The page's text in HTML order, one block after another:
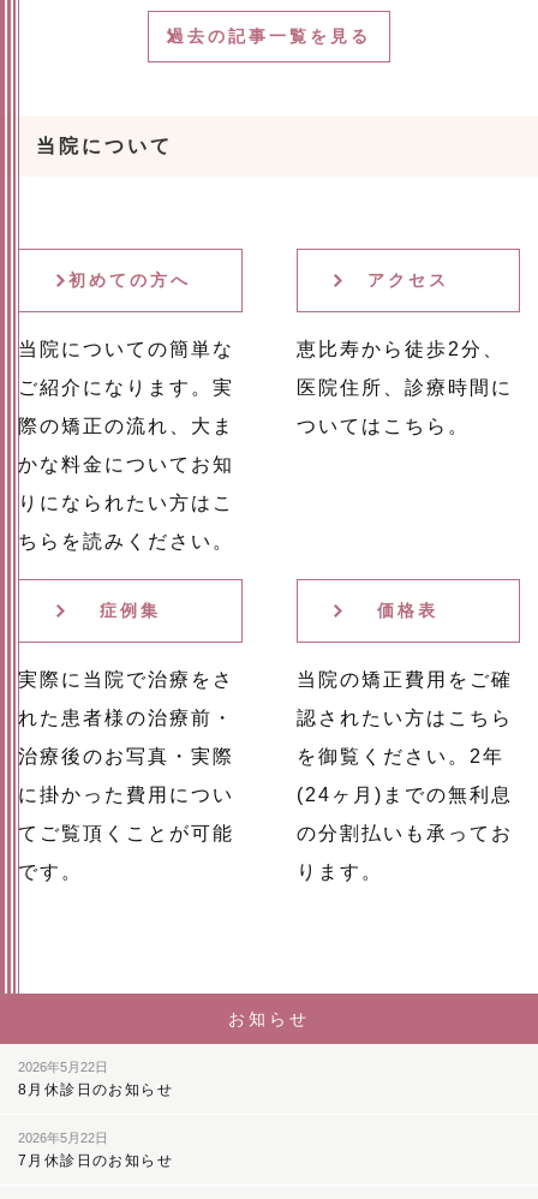
過去の記事一覧を見る
当院について
初めての方へ
当院についての簡単な
ご紹介になります。実
際の矯正の流れ、大ま
かな料金についてお知
りになられたい方はこ
ちらを読みください。
アクセス
恵比寿から徒歩2分、
医院住所、診療時間に
ついてはこちら。
症例集
実際に当院で治療をさ
れた患者様の治療前・
治療後のお写真・実際
に掛かった費用につい
てご覧頂くことが可能
です。
価格表
当院の矯正費用をご確
認されたい方はこちら
を御覧ください。2年
(24ヶ月)までの無利息
の分割払いも承ってお
ります。
お知らせ
2026年5月22日
8月休診日のお知らせ
2026年5月22日
7月休診日のお知らせ